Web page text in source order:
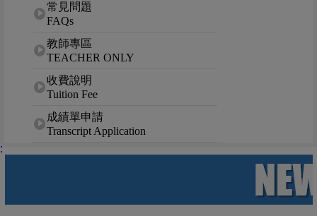
常見問題
FAQs
教師專區
TEACHER ONLY
收費說明
Tuition Fee
成績單申請
Transcript Application